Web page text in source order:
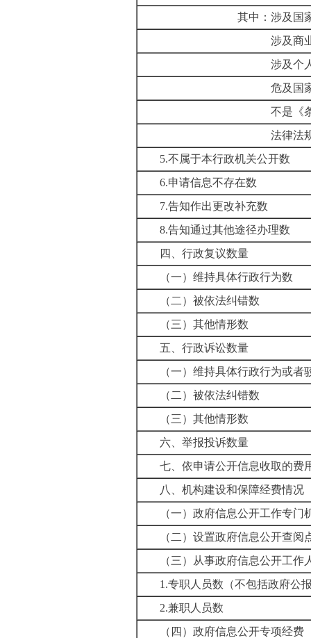
其中：涉及国家
涉及商业
涉及个人
危及国家安全、公
不是《条例》所
法律法规规定
5.不属于本行政机关公开数
6.申请信息不存在数
7.告知作出更改补充数
8.告知通过其他途径办理数
四、行政复议数量
（一）维持具体行政行为数
（二）被依法纠错数
（三）其他情形数
五、行政诉讼数量
（一）维持具体行政行为或者
（二）被依法纠错数
（三）其他情形数
六、举报投诉数量
七、依申请公开信息收取的费
八、机构建设和保障经费情况
（一）政府信息公开工作专门
（二）设置政府信息公开查阅
（三）从事政府信息公开工作
1.专职人员数（不包括政府公
2.兼职人员数
（四）政府信息公开专项经